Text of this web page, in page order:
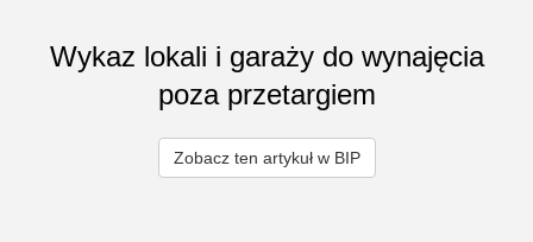
Wykaz lokali i garaży do wynajęcia
poza przetargiem
Zobacz ten artykuł w BIP